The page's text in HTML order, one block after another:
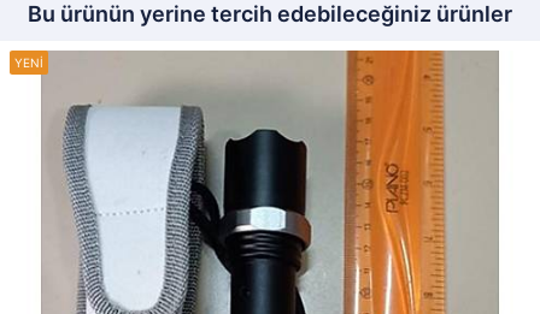
Bu ürünün yerine tercih edebileceğiniz ürünler